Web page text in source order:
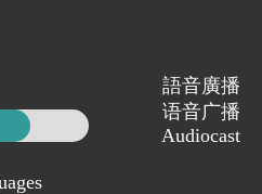
語音廣播
语音广播
Audiocast